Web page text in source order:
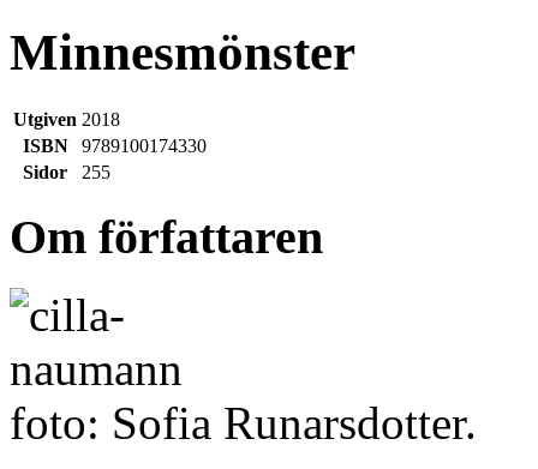
Minnesmönster
Utgiven 2018
ISBN
9789100174330
Sidor
255
Om författaren
foto: Sofia Runarsdotter.